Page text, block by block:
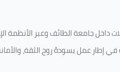
داخل جامعة الطائف وعبر
إطار عمل يسودهُ روح الثقة،